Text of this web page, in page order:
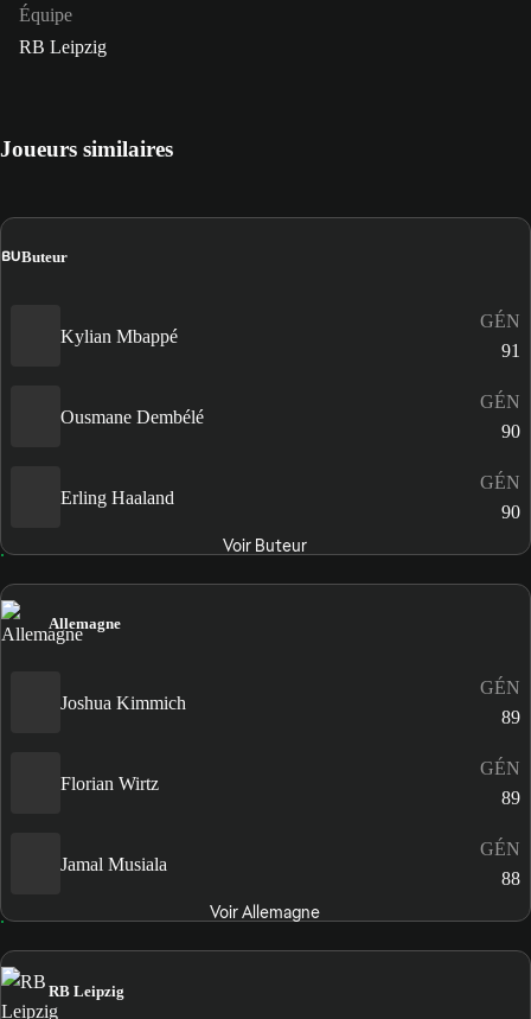
Équipe
RB Leipzig
Joueurs similaires
BUButeur
Kylian Mbappé
GÉN
91
Ousmane Dembélé
GÉN
90
Erling Haaland
GÉN
90
Voir Buteur
Allemagne
Joshua Kimmich
GÉN
89
Florian Wirtz
GÉN
89
Jamal Musiala
GÉN
88
Voir Allemagne
RB Leipzig